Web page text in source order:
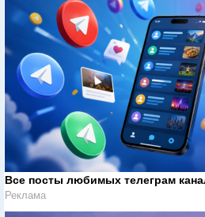
Все посты любимых телеграм
Реклама